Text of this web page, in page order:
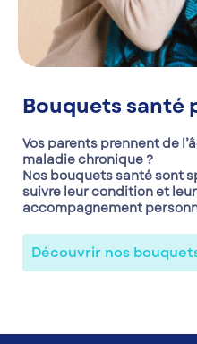
Bouquets santé
Vos parents prennent de
maladie chronique ?
Nos bouquets santé sont
suivre leur condition et
accompagnement
Découvrir nos